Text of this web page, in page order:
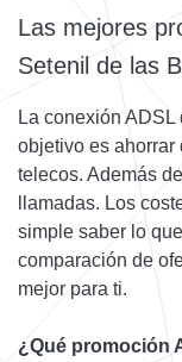
Las mejores
Setenil de las
La conexión
objetivo es ahorrar
telecos. Además
llamadas. Los
simple saber lo
comparación de
mejor para ti.
¿Qué promoción